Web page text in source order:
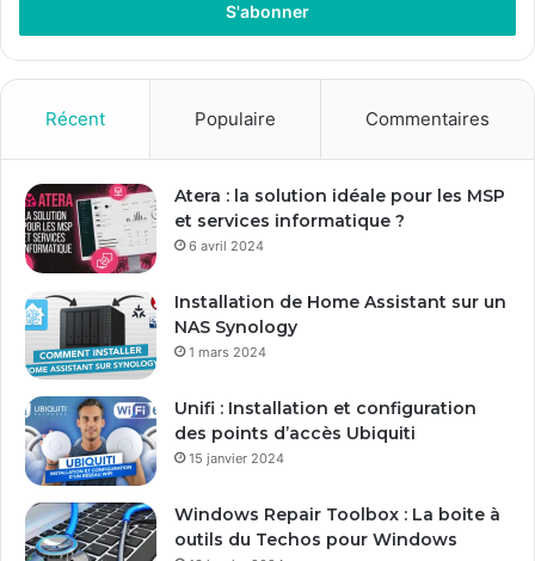
e
z
r
e
a
d
s
e
m
a
Récent Populaire Commentaires
Atera : la solution idéale pour les MSP
et services informatique ?
6 avril 2024
Installation de Home Assistant sur un
NAS Synology
1 mars 2024
Unifi : Installation et configuration
des points d’accès Ubiquiti
15 janvier 2024
Windows Repair Toolbox : La boite à
outils du Techos pour Windows